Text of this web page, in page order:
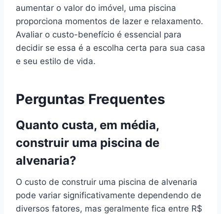
aumentar o valor do imóvel, uma piscina
proporciona momentos de lazer e relaxamento.
Avaliar o custo-benefício é essencial para
decidir se essa é a escolha certa para sua casa
e seu estilo de vida.
Perguntas Frequentes
Quanto custa, em média,
construir uma piscina de
alvenaria?
O custo de construir uma piscina de alvenaria
pode variar significativamente dependendo de
diversos fatores, mas geralmente fica entre R$